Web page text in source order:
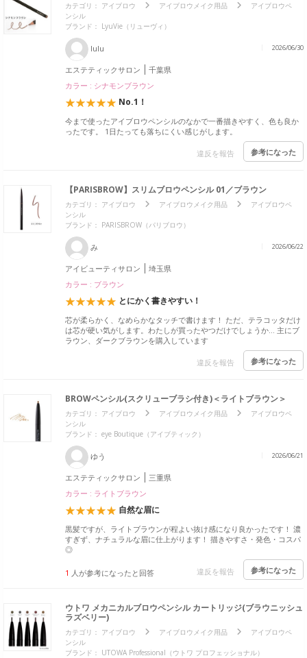
カテゴリ： アイブロウ アイブロウメイク用品
アイブロウペ
ンシル
ブランド： LyuVie（リューヴィ）
lulu 2026/06/30
エステティックサロン
千葉県
カラー : シナモンブラウン
No.1！
今まで使ったアイブロウペンシルのなかで一番描きやすく、色も良か
ったです。 1日たっても落ちにくい感じがします。
違反を報告 参考になった
【PARISBROW】スリムブロウペンシル 01／ブラウン
カテゴリ： アイブロウ アイブロウメイク用品
アイブロウペ
ンシル
ブランド： PARISBROW（パリブロウ）
み 2026/06/22
アイビューティサロン
埼玉県
カラー : ブラウン
とにかく書きやすい！
芯が柔らかく、なめらかなタッチで書けます！ ただ、テラコッタだけ
は芯が硬い気がします。わたしが買ったやつだけでしょうか… 主にブ
ラウン、ダークブラウンを購入しています
違反を報告 参考になった
BROWペンシル(スクリューブラシ付き)＜ライトブラウン＞
カテゴリ： アイブロウ アイブロウメイク用品
アイブロウペ
ンシル
ブランド： eye Boutique（アイブティック）
ゆう 2026/06/21
エステティックサロン
三重県
カラー : ライトブラウン
自然な眉に
黒髪ですが、ライトブラウンが程よい抜け感になり良かったです！ 濃
すぎず、ナチュラルな眉に仕上がります！ 描きやすさ・発色・コスパ
◎
1 人が参考になったと回答 違反を報告 参考になった
ウトワ メカニカルブロウペンシル カートリッジ(ブラウニッシュ
ラズベリー)
カテゴリ： アイブロウ アイブロウメイク用品
アイブロウペ
ンシル
ブランド： UTOWA Professional（ウトワ プロフェッショナル）